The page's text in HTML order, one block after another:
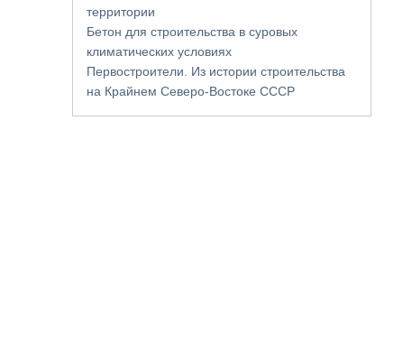
территории
Бетон для строительства в суровых
климатических условиях
Первостроители. Из истории строительства
на Крайнем Северо-Востоке СССР